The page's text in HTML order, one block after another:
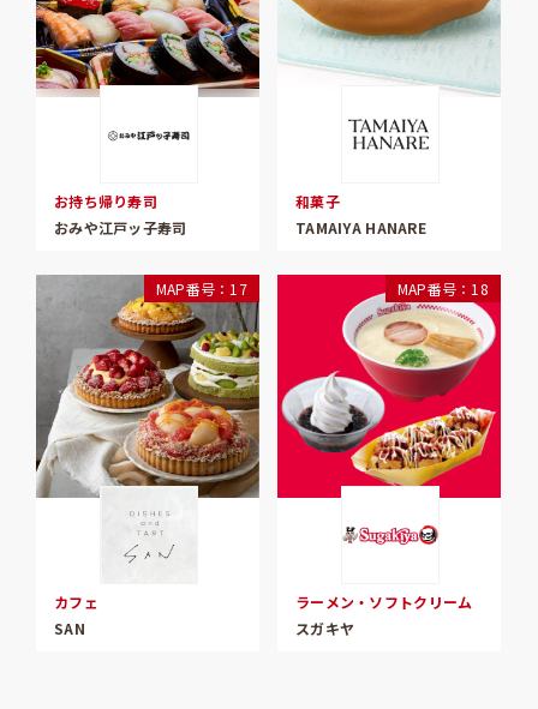
お持ち帰り寿司
おみや江戸ッ子寿司
和菓子
TAMAIYA HANARE
MAP番号：17
カフェ
SAN
MAP番号：18
ラーメン・ソフトクリーム
スガキヤ